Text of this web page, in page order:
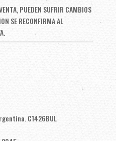
PUEDEN SUFRIR CAMBIOS
SE RECONFIRMA AL
C1426BUL